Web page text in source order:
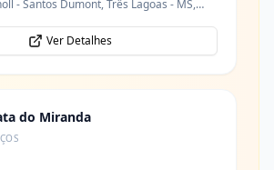
- Santos Dumont, Três Lagoas - MS,
Ver Detalhes
do Miranda